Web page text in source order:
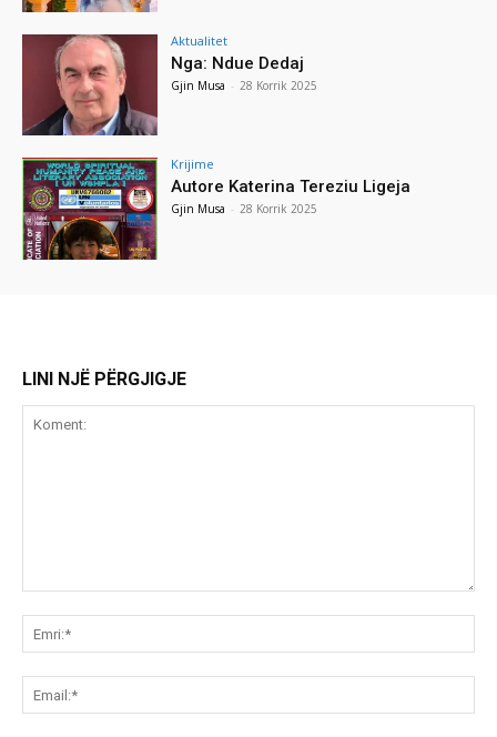
Aktualitet
Nga: Ndue Dedaj
Gjin Musa - 28 Korrik 2025
Krijime
Autore Katerina Tereziu Ligeja
Gjin Musa - 28 Korrik 2025
LINI NJË PËRGJIGJE